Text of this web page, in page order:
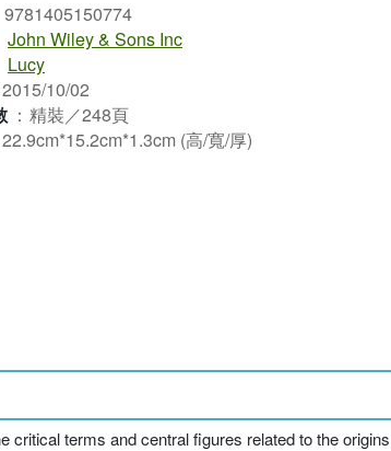
9781405150774
John Wiley & Sons Inc
Lucy
2015/10/02
： 精裝／248頁
22.9cm*15.2cm*1.3cm (高/寬/厚)
critical terms and central figures related to the